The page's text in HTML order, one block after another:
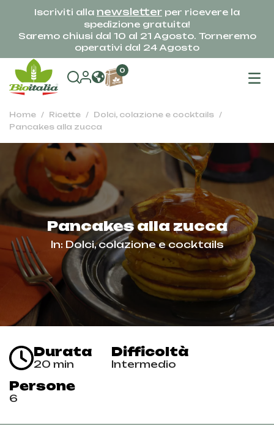
Iscriviti alla newsletter per ricevere la
spedizione gratuita!
Saremo chiusi dal 10 al 21 Agosto. Torneremo
operativi dal 24 Agosto
0
Home Ricette
Dolci, colazione e cocktails
Pancakes alla zucca
Pancakes alla zucca
In: Dolci, colazione e cocktails
Durata
20 min
Difficoltà
Intermedio
Persone
6